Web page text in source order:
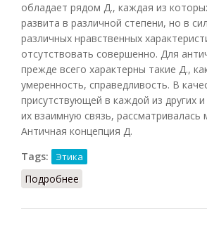
обладает рядом Д., каждая из
развита в различной степени, но в
различных нравственных
отсутствовать совершенно. Для
прежде всего характерны такие Д.,
умеренность, справедливость. В
присутствующей в каждой из других
их взаимную связь, рассматривалась
Античная концепция Д.
Tags:
Этика
Подробнее